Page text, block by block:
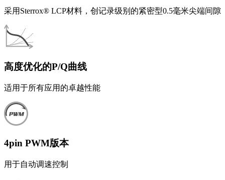
采用Sterrox® LCP材料，创记录级别的紧密型0.5毫米尖端间隙
高度优化的P/Q曲线
适用于所有应用的卓越性能
4pin PWM版本
用于自动调速控制